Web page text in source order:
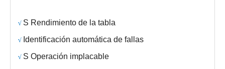
√ S Rendimiento de la tabla
√ Identificación automática de fallas
√ S Operación implacable